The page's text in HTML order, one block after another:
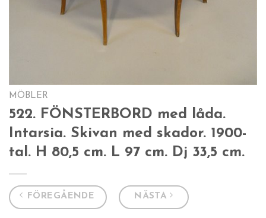
MÖBLER
522. FÖNSTERBORD med låda.
Intarsia. Skivan med skador. 1900-
tal. H 80,5 cm. L 97 cm. Dj 33,5 cm.
FÖREGÅENDE NÄSTA